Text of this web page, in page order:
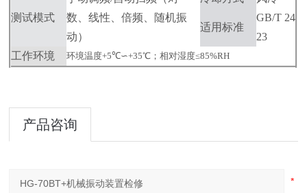
测试模式
数、线性、倍频、随机振
动）
适用标准
GB/T 24
23
工作环境
环境温度+5℃∽+35℃；相对湿度≤85%RH
产品咨询